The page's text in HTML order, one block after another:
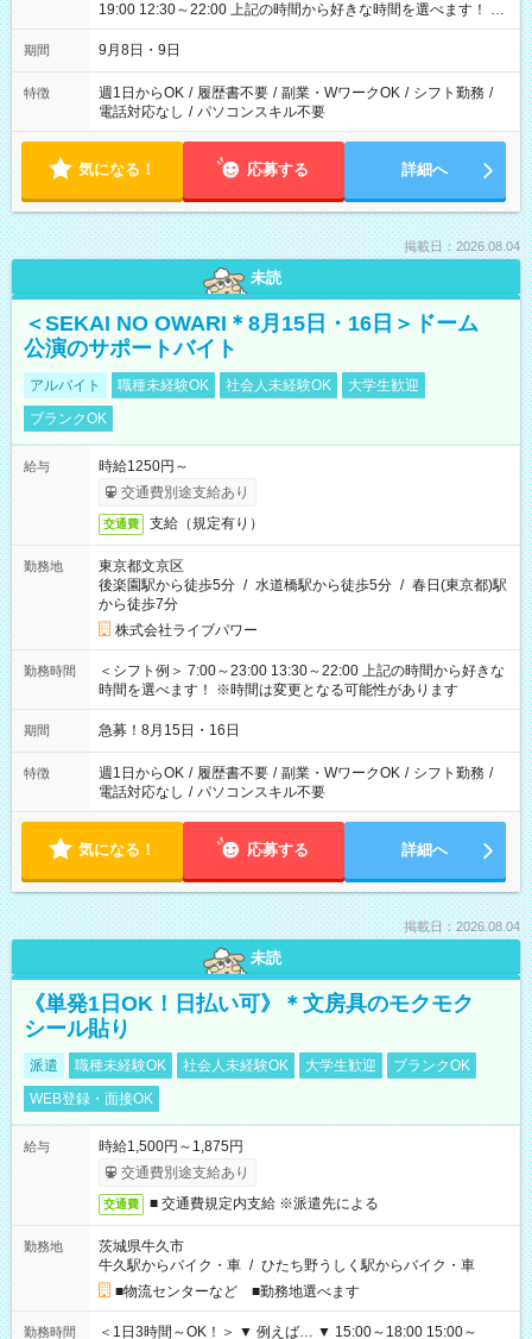
19:00 12:30～22:00 上記の時間から好きな時間を選べます！ ※
時間は変更となる可能性があります
期間 9月8日・9日
特徴 週1日からOK / 履歴書不要 / 副業・WワークOK / シフト勤務 /
電話対応なし / パソコンスキル不要
気になる！ 応募する 詳細へ
掲載日：2026.08.04
未読
＜SEKAI NO OWARI＊8月15日・16日＞ドーム
公演のサポートバイト
アルバイト 職種未経験OK 社会人未経験OK
大学生歓迎
ブランクOK
給与
時給1250円～
交通費別途支給あり
交通費 支給（規定有り）
勤務地
東京都文京区
後楽園駅から徒歩5分 / 水道橋駅から徒歩5分 / 春日(東京都)駅
から徒歩7分
株式会社ライブパワー
勤務時間
＜シフト例＞ 7:00～23:00 13:30～22:00 上記の時間から好きな
時間を選べます！ ※時間は変更となる可能性があります
期間 急募！8月15日・16日
特徴 週1日からOK / 履歴書不要 / 副業・WワークOK / シフト勤務 /
電話対応なし / パソコンスキル不要
気になる！ 応募する 詳細へ
掲載日：2026.08.04
未読
《単発1日OK！日払い可》＊文房具のモクモク
シール貼り
派遣 職種未経験OK 社会人未経験OK 大学生歓迎
ブランクOK
WEB登録・面接OK
給与
時給1,500円～1,875円
交通費別途支給あり
交通費 ■ 交通費規定内支給 ※派遣先による
勤務地
茨城県牛久市
牛久駅からバイク・車 / ひたち野うしく駅からバイク・車
■物流センターなど ■勤務地選べます
勤務時間 ＜1日3時間～OK！＞ ▼ 例えば… ▼ 15:00～18:00 15:00～